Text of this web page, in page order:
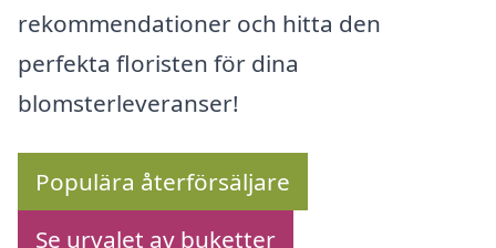
rekommendationer och hitta den
perfekta floristen för dina
blomsterleveranser!
Populära återförsäljare
Se urvalet av buketter